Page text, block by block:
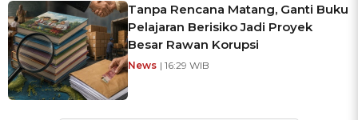
Tanpa Rencana Matang, Ganti Buku
Pelajaran Berisiko Jadi Proyek
Besar Rawan Korupsi
News | 16:29 WIB